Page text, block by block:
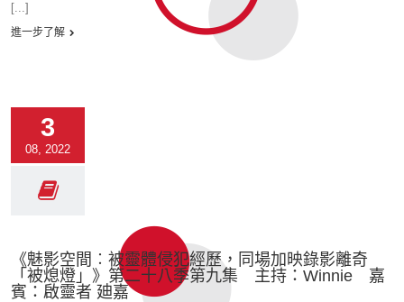
[...]
進一步了解
3
08, 2022
《魅影空間︰被靈體侵犯經歷，同場加映錄影離奇
「被熄燈」》第二十八季第九集 主持：Winnie 嘉
賓：啟靈者 廸嘉